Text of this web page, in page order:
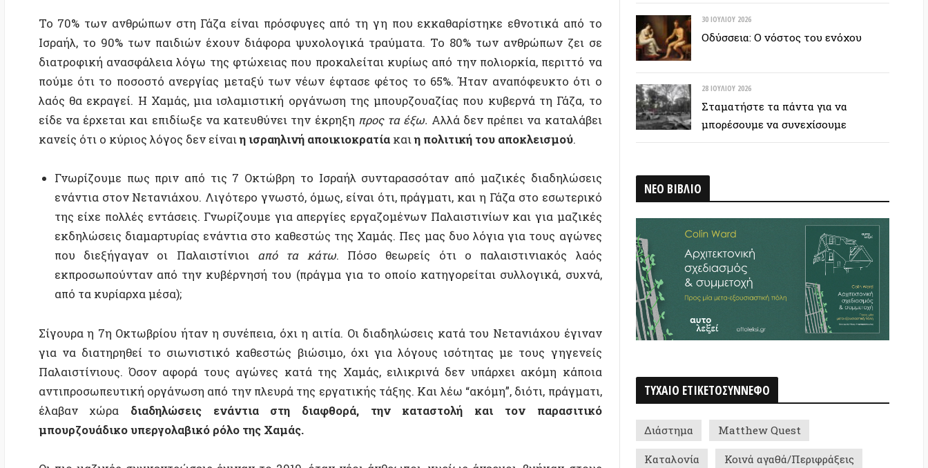
είδε να έρχεται και επιδίωξε να κατευθύνει την έκρηξη προς τα έξω. Αλλά δεν πρέπει να καταλάβει
κανείς ότι ο κύριος λόγος δεν είναι
ισραηλινή αποικιοκρατία και η πολιτική του αποκλεισμού.
Γνωρίζουμε πως πριν από τις 7 Οκτώβρη το Ισραήλ συνταρασσόταν από μαζικές διαδηλώσεις
ενάντια στον Νετανιάχου. Λιγότερο γνωστό, όμως, είναι ότι, πράγματι, και η Γάζα στο εσωτερικό
της είχε πολλές εντάσεις. Γνωρίζουμε για απεργίες εργαζομένων Παλαιστινίων και για μαζικές
εκδηλώσεις διαμαρτυρίας ενάντια στο καθεστώς της Χαμάς. Πες μας δυο λόγια για τους αγώνες
που διεξήγαγαν οι Παλαιστίνιοιαπό τα κάτω . Πόσο θεωρείς ότι ο παλαιστινιακός λαός
από τα κυρίαρχα μέσα);
Σίγουρα η 7η Οκτωβρίου ήταν η συνέπεια, όχι η αιτία. Οι διαδηλώσεις κατά του Νετανιάχου έγιναν
για να διατηρηθεί το σιωνιστικό καθεστώς βιώσιμο, όχι για λόγους ισότητας με τους γηγενείς
Παλαιστίνιους. Όσον αφορά τους αγώνες κατά της Χαμάς, ειλικρινά δεν υπάρχει ακόμη κάποια
αντιπροσωπευτική οργάνωση από την πλευρά της εργατικής τάξης. Και λέω “ακόμη”, διότι, πράγματι,
έλαβαν χώραδιαδηλώσεις ενάντια στη διαφθορά, την καταστολή και τον παρασιτικό
μπουρζουάδικο υπεργολαβικό ρόλο της Χαμάς.
Οι πιο μαζικές συγκεντρώσεις έγιναν το 2019, όταν νέοι άνθρωποι, κυρίως άνεργοι, βγήκαν στους
δρόμους με το σύνθημα «Θέλουμε να ζήσουμε!» Η απάντηση της Χαμάς ήταν άγρια, κατασταλτική και
βίαιη σε όλες τις περιπτώσεις. Η Χαμάς μέσα σε μια εβδομάδα συνέλαβε περίπου 3.000 ανθρώπους
στα στρατόπεδα εκπαίδευσής της, τους βασάνισε και τους κακομεταχειρίστηκε. Φέτος, έλαβε χώρα
ακόμη ένα πιο μικρό κύμα διαμαρτυρίας. Όμως η απουσία μιας οργάνωσης ήταν βασικά ένας λόγος
για την άκαρπη κατάληξη αυτών των διαδηλώσεων.
Σταματήστε τα πάντα για να
μπορέσουμε να συνεχίσουμε
ΝΕΟ ΒΙΒΛΙΟ
ΤΥΧΑΙΟ ΕΤΙΚΕΤΟΣΥΝΝΕΦΟ
Matthew Quest
Κοινά αγαθά/Περιφράξεις
Βίκυ Ιακώβου
Κορνήλιος Καστοριάδης
Σπύρος Κωνσταντούλας
Τεχνητή Νοημοσύνη
Γιάννης Περπερίδης